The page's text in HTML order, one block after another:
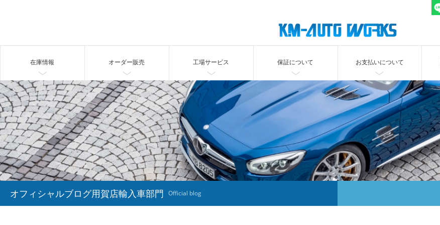
在庫情報 オーダー販売 工場サービス 保証について お支払いについて
オフィシャルブログ用賀店輸入車部門 Official blog